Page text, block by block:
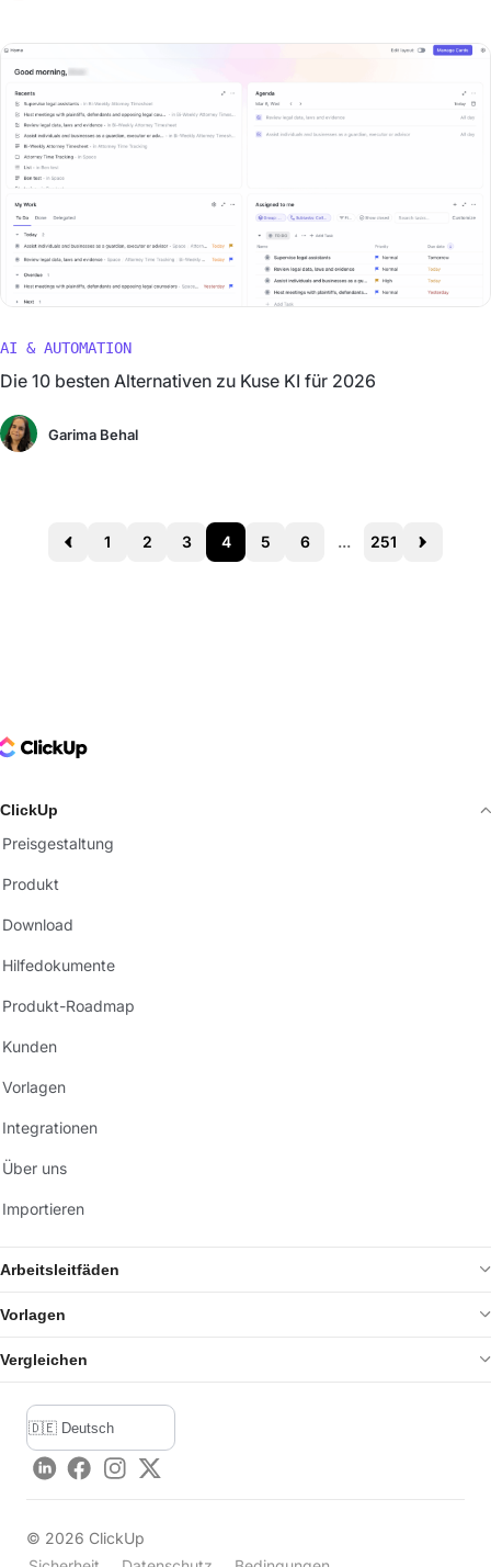
AI & AUTOMATION
Die 10 besten Alternativen zu Kuse KI für 2026
Garima Behal
Prev 1 2 3 4 5 6 ... 251 Next
Logo
ClickUp
Preisgestaltung
Produkt
Download
Hilfedokumente
Produkt-Roadmap
Kunden
Vorlagen
Integrationen
Über uns
Importieren
Arbeitsleitfäden
Vorlagen
Vergleichen
LinkedInFacebook
Instagram
Twitter
© 2026 ClickUp